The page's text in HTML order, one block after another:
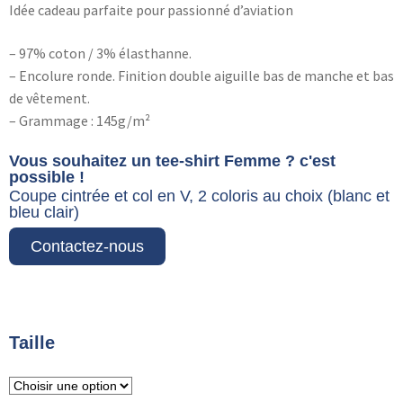
Idée cadeau parfaite pour passionné d’aviation
– 97% coton / 3% élasthanne.
– Encolure ronde. Finition double aiguille bas de manche et bas
de vêtement.
– Grammage : 145g/m²
Vous souhaitez un tee-shirt Femme ? c'est
possible !
Coupe cintrée et col en V, 2 coloris au choix (blanc et
bleu clair)
Contactez-nous
Taille